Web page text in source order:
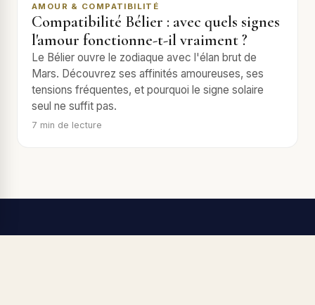
AMOUR & COMPATIBILITÉ
Compatibilité Bélier : avec quels signes
l'amour fonctionne-t-il vraiment ?
Le Bélier ouvre le zodiaque avec l'élan brut de
Mars. Découvrez ses affinités amoureuses, ses
tensions fréquentes, et pourquoi le signe solaire
seul ne suffit pas.
7 min de lecture